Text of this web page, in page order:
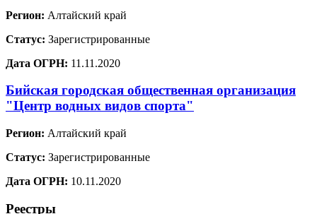
Регион: Алтайский край
Статус: Зарегистрированные
Дата ОГРН: 11.11.2020
Бийская городская общественная организация
"Центр водных видов спорта"
Регион: Алтайский край
Статус: Зарегистрированные
Дата ОГРН: 10.11.2020
Реестры